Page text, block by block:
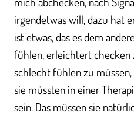
irgendetwas will, dazu hat
ist etwas, das es dem
fühlen, erleichtert checken
schlecht fühlen zu
sie müssten in einer
sein. Das müssen sie